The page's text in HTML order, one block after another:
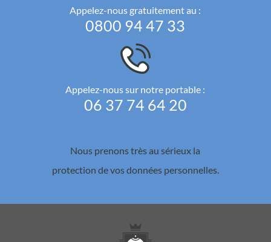
Appelez-nous gratuitement au :
0800 94 47 33
Appelez-nous sur notre portable :
06 37 74 64 20
Nous prenons très au sérieux la
protection de vos données personnelles.